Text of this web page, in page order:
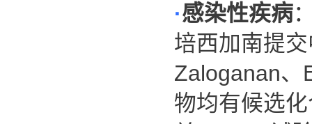
·感染性疾病
培西加南提
Zaloganan、
物均有候选